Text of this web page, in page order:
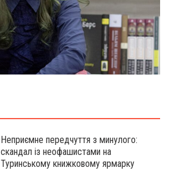
Неприємне передчуття з минулого:
скандал із неофашистами на
Туринському книжковому ярмарку